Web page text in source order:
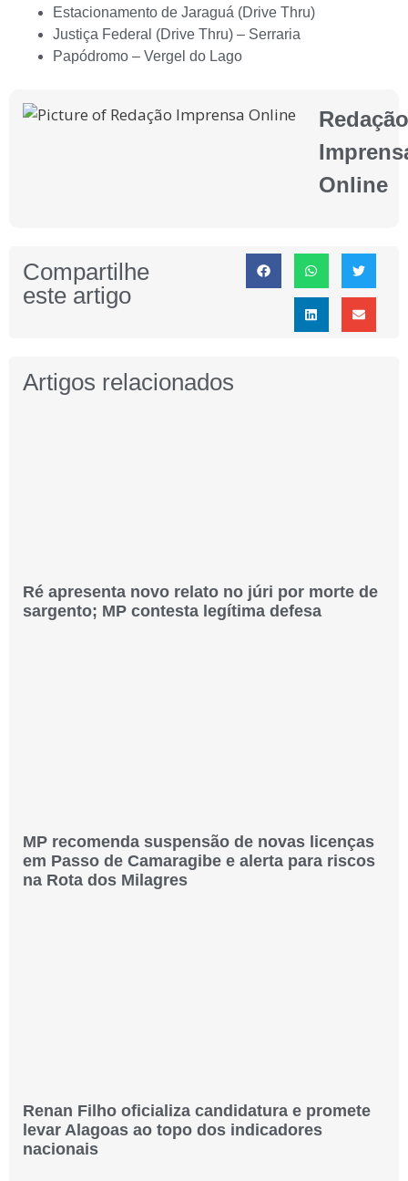
Estacionamento de Jaraguá (Drive Thru)
Justiça Federal (Drive Thru) – Serraria
Papódromo – Vergel do Lago
Redação
Online
Compartilhe
este artigo
Artigos relacionados
Ré apresenta novo relato no júri por morte de
sargento; MP contesta legítima defesa
MP recomenda suspensão de novas licenças
em Passo de Camaragibe e alerta para riscos
na Rota dos Milagres
Renan Filho oficializa candidatura e promete
levar Alagoas ao topo dos indicadores
nacionais